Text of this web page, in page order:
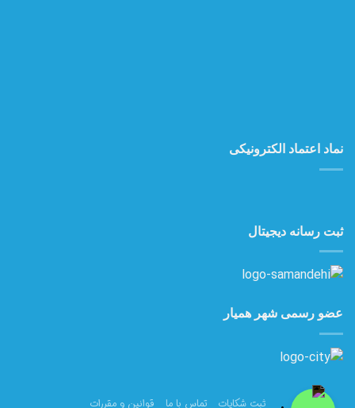
نماد اعتماد الکترونیکی
ثبت رسانه دیجیتال
عضو رسمی شهر همیار
ثبت شکایات تماس با ما قوانین و مقررات